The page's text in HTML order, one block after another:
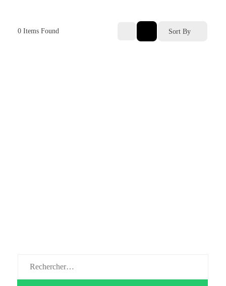
0 Items Found Sort By